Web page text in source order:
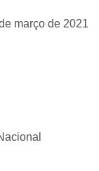
março de 2021